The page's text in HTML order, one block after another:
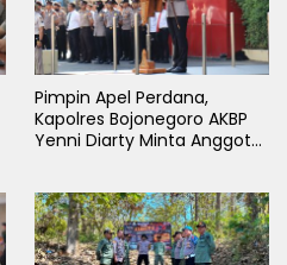
Pimpin Apel Perdana,
Kapolres Bojonegoro AKBP
Yenni Diarty Minta Anggota